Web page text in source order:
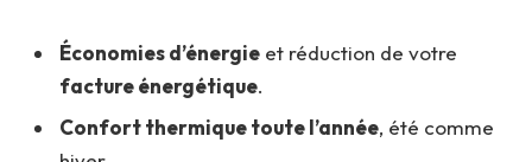
Économies d’énergie et réduction de votre
facture énergétique.
Confort thermique toute l’année, été comme